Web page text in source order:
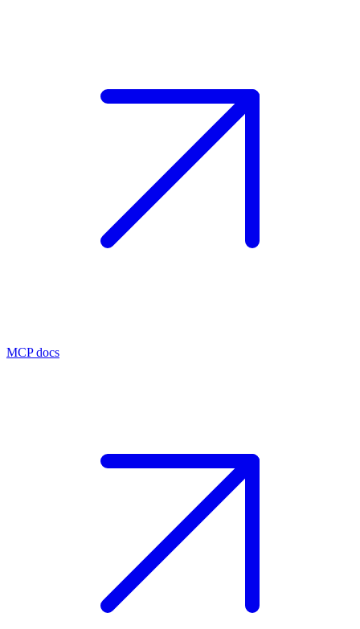
MCP docs